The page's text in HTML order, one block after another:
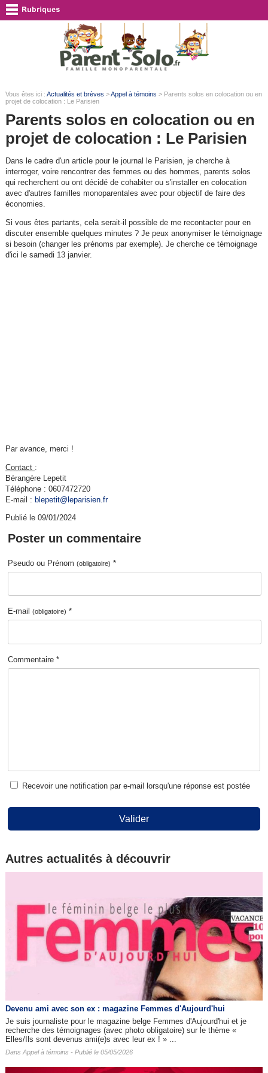
Vous êtes ici : Actualités et brèves >Appel à témoins > Parents solos en colocation ou en
projet de colocation : Le Parisien
Parents solos en colocation ou en
projet de colocation : Le Parisien
Dans le cadre d'un article pour le journal le Parisien, je cherche à
interroger, voire rencontrer des femmes ou des hommes, parents solos
qui recherchent ou ont décidé de cohabiter ou s'installer en colocation
avec d'autres familles monoparentales avec pour objectif de faire des
économies.
Si vous êtes partants, cela serait-il possible de me recontacter pour en
discuter ensemble quelques minutes ? Je peux anonymiser le témoignage
si besoin (changer les prénoms par exemple). Je cherche ce témoignage
d'ici le samedi 13 janvier.
Par avance, merci !
Contact :
Bérangère Lepetit
Téléphone : 0607472720
E-mail : blepetit@leparisien.fr
Publié le 09/01/2024
Poster un commentaire
Pseudo ou Prénom(obligatoire) *
E-mail(obligatoire) *
Commentaire *
Recevoir une notification par e-mail lorsqu'une réponse est postée
Valider
Autres actualités à découvrir
Devenu ami avec son ex : magazine Femmes d'Aujourd'hui
Je suis journaliste pour le magazine belge Femmes d'Aujourd'hui et je
recherche des témoignages (avec photo obligatoire) sur le thème «
Elles/Ils sont devenus ami(e)s avec leur ex ! » ...
Dans Appel à témoins - Publié le 05/05/2026